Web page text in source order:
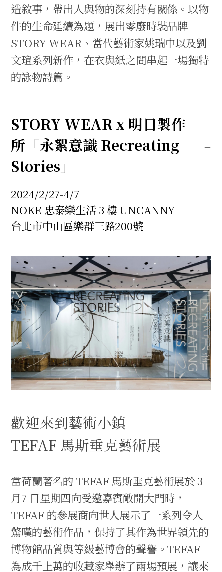
造敘事，帶出人與物的深刻持有關係。以物
件的生命延續為題，展出零廢時裝品牌
STORY WEAR、當代藝術家姚瑞中以及劉
文瑄系列新作，在衣與紙之間串起一場獨特
的詠物詩篇。
STORY WEAR x 明日製作
所「永絮意識 Recreating
Stories」
2024/2/27-4/7
NOKE 忠泰樂生活 3 樓 UNCANNY
台北市中山區樂群三路200號
歡迎來到藝術小鎮
TEFAF 馬斯垂克藝術展
當荷蘭著名的 TEFAF 馬斯垂克藝術展於 3
月7 日星期四向受邀嘉賓敞開大門時，
TEFAF 的參展商向世人展示了一系列令人
驚嘆的藝術作品，保持了其作為世界領先的
博物館品質與等級藝博會的聲譽。TEFAF
為成千上萬的收藏家舉辦了兩場預展，讓來